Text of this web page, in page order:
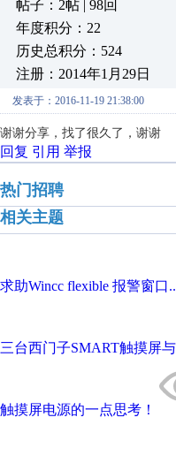
帖子：2帖 | 98回
年度积分：22
历史总积分：524
注册：2014年1月29日
发表于：2016-11-19 21:38:00
谢谢分享，找了很久了，谢谢
回复 引用 举报
热门招聘
相关主题
求助Wincc flexible 报警窗口
三台西门子SMART触摸屏
触摸屏电源的一点思考！